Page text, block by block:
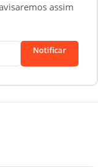
assim
Notificar